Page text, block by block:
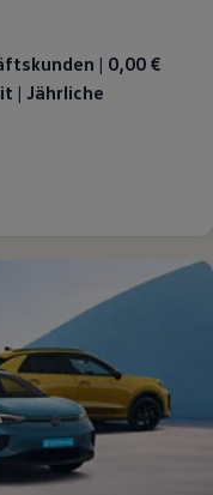
| 0,00 €
| Jährliche